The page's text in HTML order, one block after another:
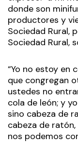
donde son
productores y
Sociedad Rural,
Sociedad Rural,
“Yo no estoy en
que congregan
ustedes no
cola de león; y
sino cabeza de
cabeza de
nos podemos